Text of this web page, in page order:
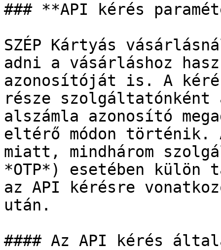
### **API kérés
SZÉP Kártyás
adni a vásárláshoz
azonosítóját is. A
része szolgáltatónként
alszámla azonosító
eltérő módon történik.
miatt, mindhárom
*OTP*) esetében külön
az API kérésre
után.
#### Az API kérés